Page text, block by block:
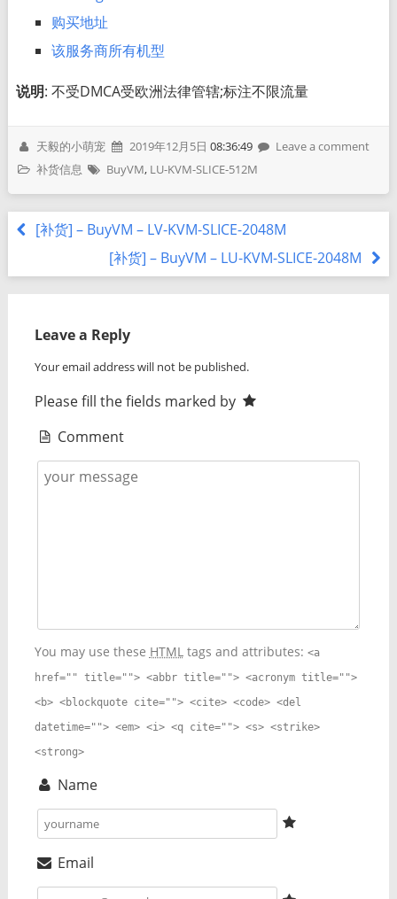
购买地址
该服务商所有机型
说明: 不受DMCA受欧洲法律管辖;标注不限流量
天毅的小萌宠 2019年12月5日 08:36:49
Leave a comment
补货信息
BuyVM, LU-KVM-SLICE-512M
[补货] – BuyVM – LV-KVM-SLICE-2048M
[补货] – BuyVM – LU-KVM-SLICE-2048M
Leave a Reply
Your email address will not be published.
Please fill the fields marked by
Comment
You may use these HTMLtags and attributes: <a
href="" title=""> <abbr title=""> <acronym title="">
<b> <blockquote cite=""> <cite> <code> <del
datetime=""> <em> <i> <q cite=""> <s> <strike>
<strong>
Name
Email